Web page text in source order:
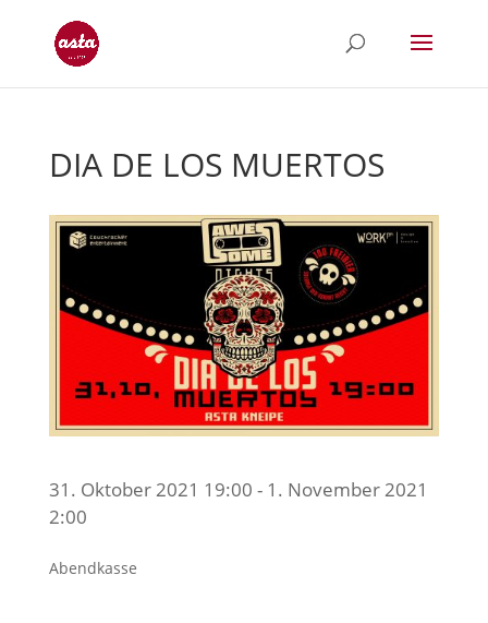
DIA DE LOS MUERTOS
31. Oktober 2021 19:00 - 1. November 2021
2:00
Abendkasse